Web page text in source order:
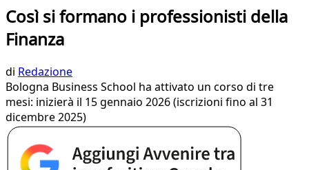
Così si formano i professionisti della
Finanza
di Redazione
Bologna Business School ha attivato un corso di tre
mesi: inizierà il 15 gennaio 2026 (iscrizioni fino al 31
dicembre 2025)